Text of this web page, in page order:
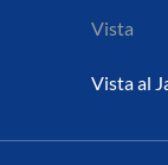
Vista
Vista al